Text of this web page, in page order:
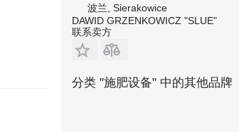
波兰, Sierakowice
DAWID GRZENKOWICZ "SLUE"
联系卖方
分类 "施肥设备" 中的其他品牌